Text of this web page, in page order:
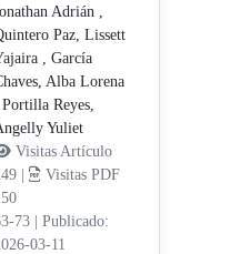
Adrián ,
Paz, Lissett
, García
Alba Lorena
Portilla Reyes,
Yuliet
Visitas Artículo
|
Visitas PDF
73 | Publicado:
03-11